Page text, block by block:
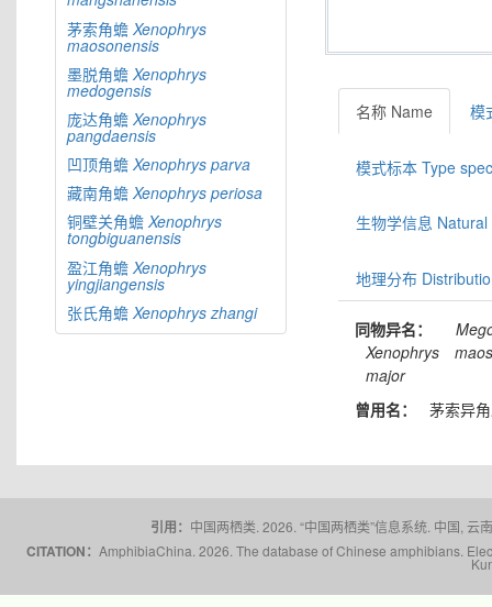
茅索角蟾 Xenophrys
maosonensis
墨脱角蟾 Xenophrys
medogensis
庞达角蟾 Xenophrys
pangdaensis
凹顶角蟾 Xenophrys parva
藏南角蟾 Xenophrys periosa
铜壁关角蟾 Xenophrys
tongbiguanensis
盈江角蟾 Xenophrys
yingjiangensis
张氏角蟾 Xenophrys zhangi
名称 Name 模
模式标本 Type
生物学信息
地理分布
同物异名：
Xenophrys
major
曾用名：
茅索异
引用： 中国两栖类. 2026. “中国两栖类”信息系统. 中国,
CITATION： AmphibiaChina. 2026. The database of Chinese amphibians.